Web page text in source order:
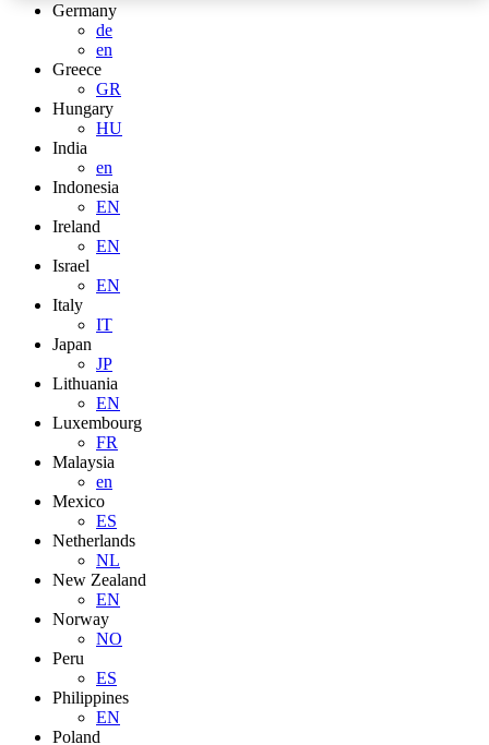
Germany
de
en
Greece
GR
Hungary
HU
India
en
Indonesia
EN
Ireland
EN
Israel
EN
Italy
IT
Japan
JP
Lithuania
EN
Luxembourg
FR
Malaysia
en
Mexico
ES
Netherlands
NL
New Zealand
EN
Norway
NO
Peru
ES
Philippines
EN
Poland